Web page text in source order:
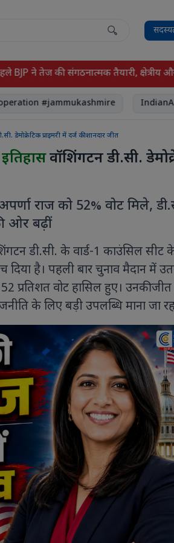
तेज की संगठनात्मक तैयारी, क्षेत्रीय और मोर्चा
#jammukashmire IndianAirForce
डेमोक्रेटिक प्राइमरी में दर्ज की शानदार जीत
वॉशिंगटन डी.सी.
राज को 52% वोट मिले,
ओर बढ़ीं
डी.सी. के वार्ड-1 काउंसिल सीट
दिया है। पहली बार चुनाव मैदान में
प्रतिशत वोट हासिल हुए। उनकी
के लिए बड़ी उपलब्धि माना जा
8 PHOTOS